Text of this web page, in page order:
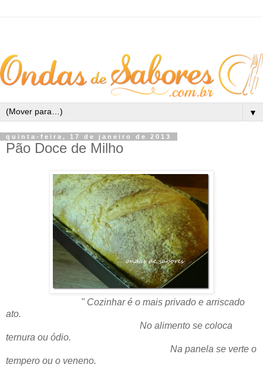
▼
quinta-feira, 17 de janeiro de 2013
Pão Doce de Milho
" Cozinhar é o mais privado e arriscado
ato.
No alimento se coloca
ternura ou ódio.
Na panela se verte o
tempero ou o veneno.